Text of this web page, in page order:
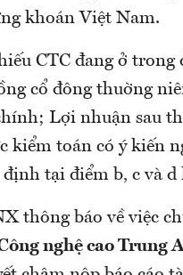
khoán Việt Nam.
CTC đang ở
cổ đông thuờng
Lợi nhuận sau
kiểm toán có ý kiến
tại điểm b, c và
thông báo về việc
nghệ cao Trung